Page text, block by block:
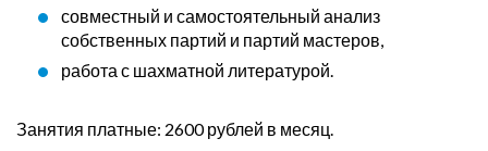
совместный и самостоятельный анализ
собственных партий и партий мастеров,
работа с шахматной литературой.
Занятия платные: 2600 рублей в месяц.